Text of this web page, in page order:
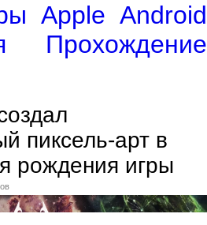
Apple Android
Прохождение
пиксель-арт в
рождения игры